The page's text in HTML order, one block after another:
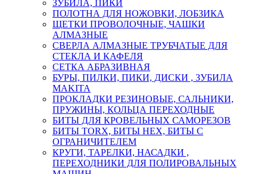
ЗУБИЛА, ПИКИ
ПОЛОТНА ДЛЯ НОЖОВКИ, ЛОБЗИКА
ЩЕТКИ ПРОВОЛОЧНЫЕ, ЧАШКИ
АЛМАЗНЫЕ
СВЕРЛА АЛМАЗНЫЕ ТРУБЧАТЫЕ ДЛЯ
СТЕКЛА И КАФЕЛЯ
СЕТКА АБРАЗИВНАЯ
БУРЫ, ПИЛКИ, ПИКИ, ДИСКИ , ЗУБИЛА
MAKITA
ПРОКЛАДКИ РЕЗИНОВЫЕ, САЛЬНИКИ,
ПРУЖИНЫ, КОЛЬЦА ПЕРЕХОДНЫЕ
БИТЫ ДЛЯ КРОВЕЛЬНЫХ САМОРЕЗОВ
БИТЫ TORX, БИТЫ НЕХ, БИТЫ С
ОГРАНИЧИТЕЛЕМ
КРУГИ, ТАРЕЛКИ, НАСАДКИ ,
ПЕРЕХОДНИКИ ДЛЯ ПОЛИРОВАЛЬНЫХ